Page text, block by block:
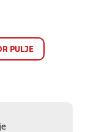
PULJE